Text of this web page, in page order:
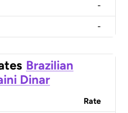
-
-
Brazilian
Dinar
Rate